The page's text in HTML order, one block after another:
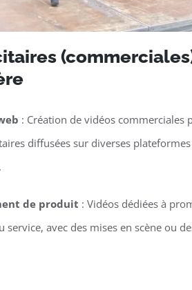
: Création de vidéos commerciales
diffusées sur diverses plateformes
de produit : Vidéos dédiées à
avec des mises en scène ou